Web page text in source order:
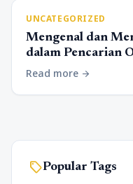
UNCATEGORIZED
Mengenal dan
dalam Pencarian
Read more arrow_forward
sellPopular Tags